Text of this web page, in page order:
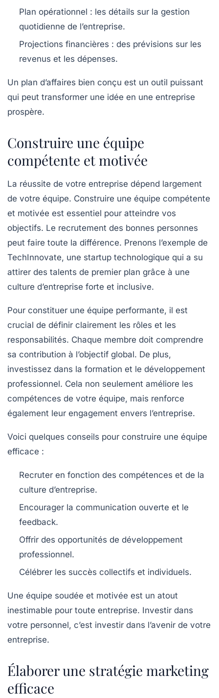
Plan opérationnel : les détails sur la gestion
quotidienne de l’entreprise.
Projections financières : des prévisions sur les
revenus et les dépenses.
Un plan d’affaires bien conçu est un outil puissant
qui peut transformer une idée en une entreprise
prospère.
Construire une équipe
compétente et motivée
La réussite de votre entreprise dépend largement
de votre équipe. Construire une équipe compétente
et motivée est essentiel pour atteindre vos
objectifs. Le recrutement des bonnes personnes
peut faire toute la différence. Prenons l’exemple de
TechInnovate, une startup technologique qui a su
attirer des talents de premier plan grâce à une
culture d’entreprise forte et inclusive.
Pour constituer une équipe performante, il est
crucial de définir clairement les rôles et les
responsabilités. Chaque membre doit comprendre
sa contribution à l’objectif global. De plus,
investissez dans la formation et le développement
professionnel. Cela non seulement améliore les
compétences de votre équipe, mais renforce
également leur engagement envers l’entreprise.
Voici quelques conseils pour construire une équipe
efficace :
Recruter en fonction des compétences et de la
culture d’entreprise.
Encourager la communication ouverte et le
feedback.
Offrir des opportunités de développement
professionnel.
Célébrer les succès collectifs et individuels.
Une équipe soudée et motivée est un atout
inestimable pour toute entreprise. Investir dans
votre personnel, c’est investir dans l’avenir de votre
entreprise.
Élaborer une stratégie marketing
efficace